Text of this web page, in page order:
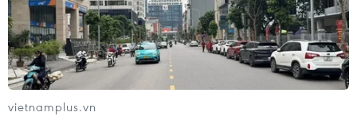
vietnamplus.vn